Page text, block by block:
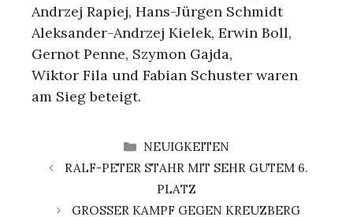
Andrzej Rapiej, Hans-Jürgen Schmidt
Aleksander-Andrzej Kielek, Erwin Boll,
Gernot Penne, Szymon Gajda,
Wiktor Fila und Fabian Schuster waren
am Sieg beteigt.
KATEGORIEN
NEUIGKEITEN
RALF-PETER STAHR MIT SEHR GUTEM 6.
PLATZ
GROSSER KAMPF GEGEN KREUZBERG